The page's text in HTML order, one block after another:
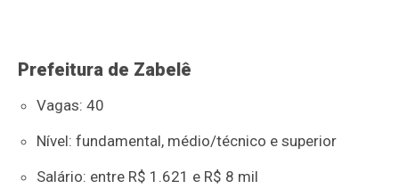
Prefeitura de Zabelê
Vagas: 40
Nível: fundamental, médio/técnico e superior
Salário: entre R$ 1.621 e R$ 8 mil